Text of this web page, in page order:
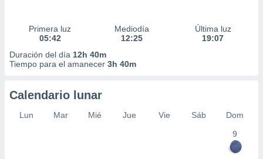
Primera luz
05:42
Mediodía
12:25
Última luz
19:07
Duración del día 12h 40m
Tiempo para el amanecer 3h 40m
Calendario lunar
Lun Mar Mié Jue Vie Sáb
Dom
9